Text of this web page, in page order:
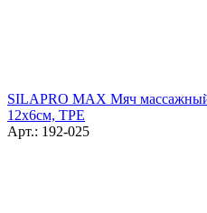
SILAPRO MAX Мяч
12х6см, ТРЕ
Арт.: 192-025